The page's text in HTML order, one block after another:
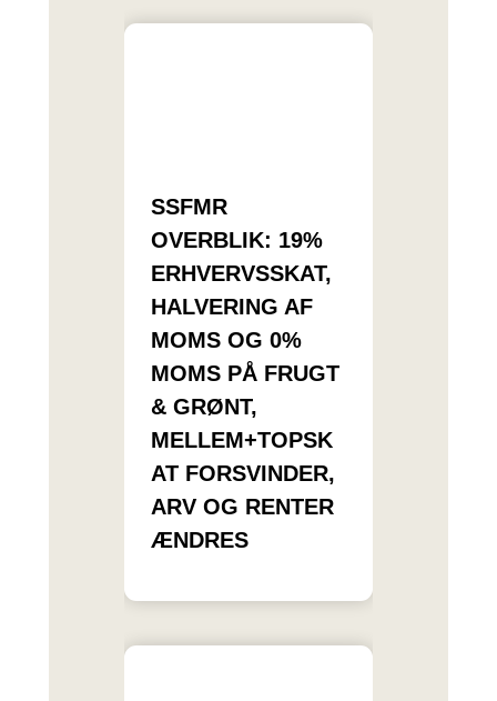
SSFMR
OVERBLIK: 19%
ERHVERVSSKAT,
HALVERING AF
MOMS OG 0%
MOMS PÅ FRUGT
& GRØNT,
MELLEM+TOPSK
AT FORSVINDER,
ARV OG RENTER
ÆNDRES